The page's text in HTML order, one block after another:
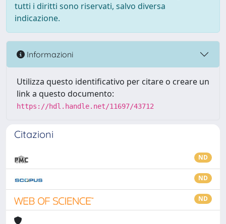
tutti i diritti sono riservati, salvo diversa
indicazione.
Informazioni
Utilizza questo identificativo per citare o creare un
link a questo documento:
https://hdl.handle.net/11697/43712
Citazioni
ND
ND
ND